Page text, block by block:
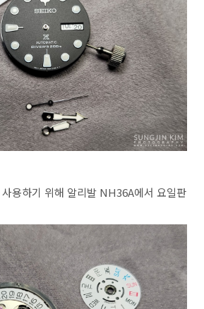
용하기 위해 알리발 NH36A에서 요일판